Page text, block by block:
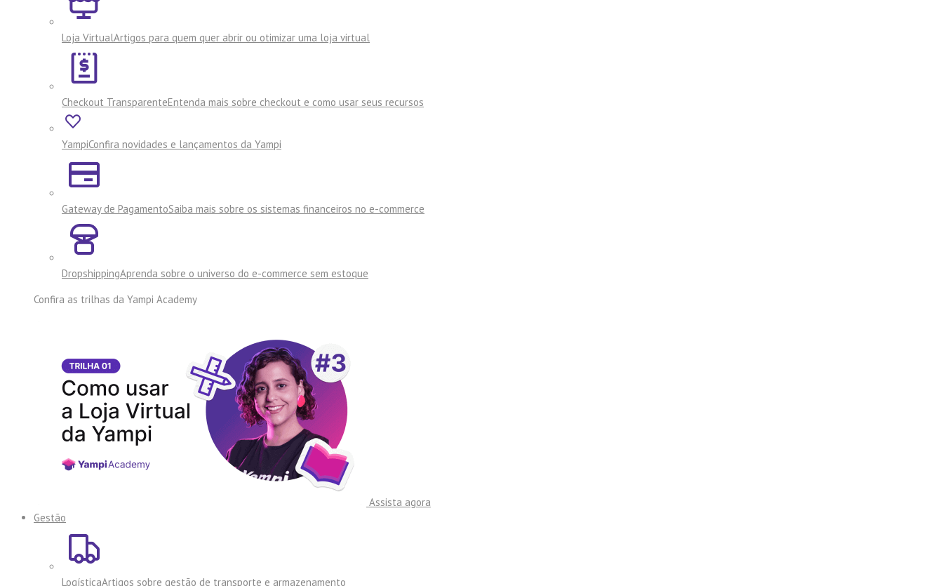
Loja VirtualArtigos para quem quer abrir ou otimizar uma loja virtual
Checkout TransparenteEntenda mais sobre checkout e como usar seus recursos
YampiConfira novidades e lançamentos da Yampi
Gateway de PagamentoSaiba mais sobre os sistemas financeiros no e-commerce
DropshippingAprenda sobre o universo do e-commerce sem estoque
Confira as trilhas da Yampi Academy
Assista agora
Gestão
LogísticaArtigos sobre gestão de transporte e armazenamento